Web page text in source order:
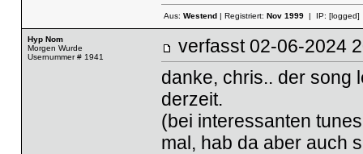
Aus: Westend| Registriert: Nov 1999| IP: [logged]
Hyp Nom
Morgen Wurde
Usernummer # 1941
verfasst 02-06-
danke, chris.. der song
derzeit.
(bei interessanten
mal, hab da aber auch